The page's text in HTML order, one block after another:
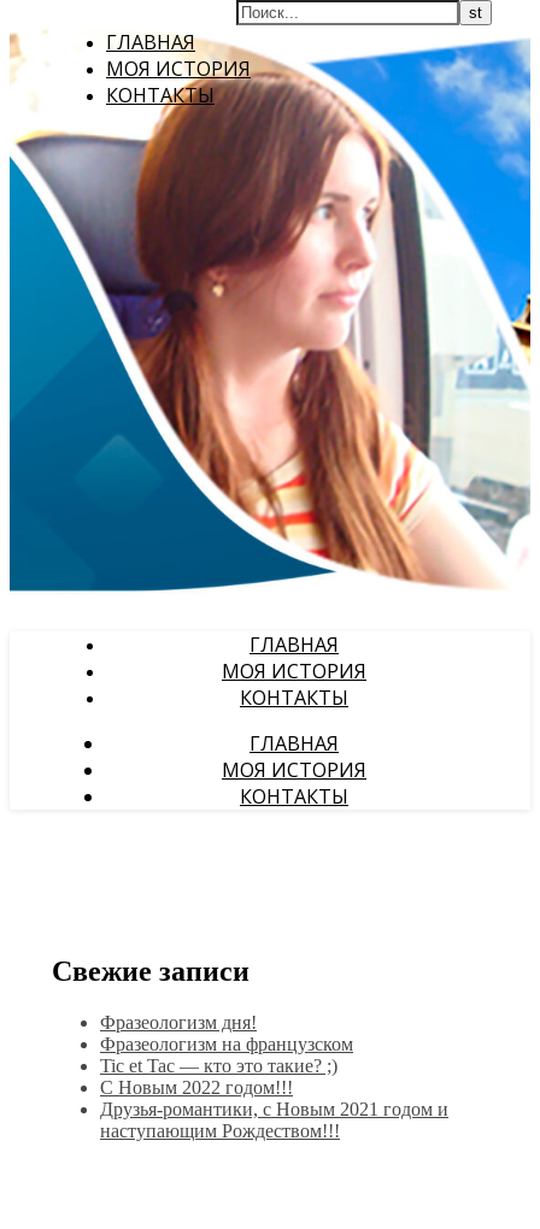
ГЛАВНАЯ
МОЯ ИСТОРИЯ
КОНТАКТЫ
ГЛАВНАЯ
МОЯ ИСТОРИЯ
КОНТАКТЫ
ГЛАВНАЯ
МОЯ ИСТОРИЯ
КОНТАКТЫ
Свежие записи
Фразеологизм дня!
Фразеологизм на французском
Tic et Tac — кто это такие? ;)
С Новым 2022 годом!!!
Друзья-романтики, с Новым 2021 годом и
наступающим Рождеством!!!